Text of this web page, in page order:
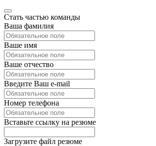
Стать частью команды
Ваша фамилия
Ваше имя
Ваше отчество
Введите Ваш e-mail
Номер телефона
Вставьте ссылку на резюме
Загрузите файл резюме